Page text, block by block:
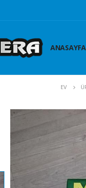
ANASAYFA
EV